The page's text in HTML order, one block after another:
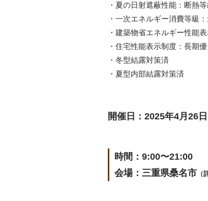
・夏の日射遮蔽性能：断熱
・一次エネルギー消費等級
・建築物省エネルギー性能
・住宅性能表示制度：長期
・冬型結露対策済
・夏型内部結露対策済
開催日：2025年4月26
時間：9:00〜21:00
会場：三重県桑名市